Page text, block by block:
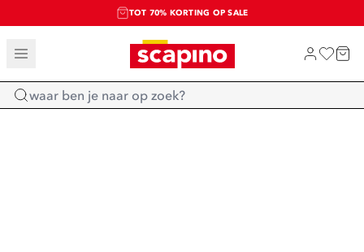
TOT 70% KORTING OP SALE
SALE: LAATSTE KANS!
SHOP NIEUW
Home